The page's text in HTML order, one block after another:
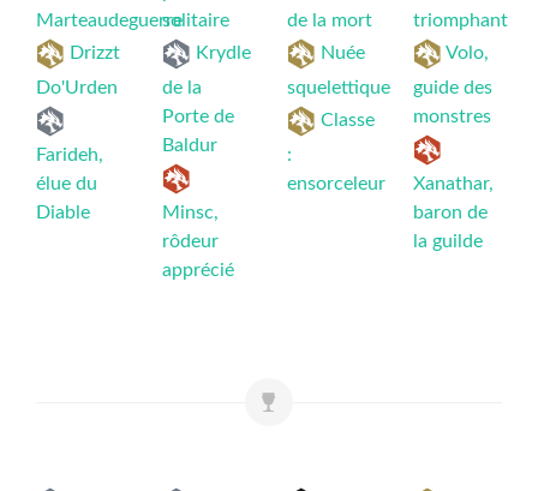
Marteaudeguerre
Drizzt
Do'Urden
Farideh,
élue du
Diable
solitaire
Krydle
de la
Porte de
Baldur
Minsc,
rôdeur
apprécié
de la mort
Nuée
squelettique
Classe
:
ensorceleur
triomphant
Volo,
guide des
monstres
Xanathar,
baron de
la guilde